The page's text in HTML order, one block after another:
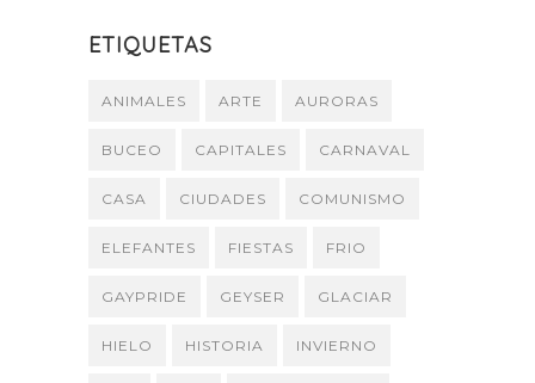
ETIQUETAS
ANIMALES ARTE AURORAS
BUCEO CAPITALES CARNAVAL
CASA CIUDADES COMUNISMO
ELEFANTES FIESTAS FRIO
GAYPRIDE GEYSER GLACIAR
HIELO HISTORIA INVIERNO